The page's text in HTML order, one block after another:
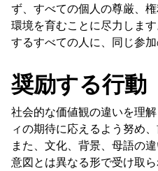
ず、すべての個人の尊厳、
環境を育むことに尽力しま
するすべての人に、同じ参加
奨励する行動
社会的な価値観の違いを理
ィの期待に応えるよう努め
また、文化、背景、母語の
意図とは異なる形で受け取